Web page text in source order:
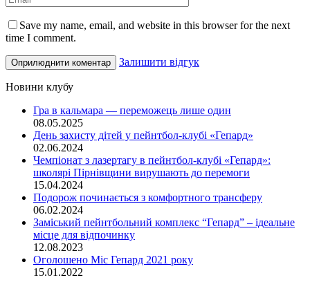
Save my name, email, and website in this browser for the next
time I comment.
Залишити відгук
Новини клубу
Гра в кальмара — переможець лише один
08.05.2025
День захисту дітей у пейнтбол-клубі «Гепард»
02.06.2024
Чемпіонат з лазертагу в пейнтбол-клубі «Гепард»:
школярі Пірнівщини вирушають до перемоги
15.04.2024
Подорож починається з комфортного трансферу
06.02.2024
Заміський пейнтбольний комплекс “Гепард” – ідеальне
місце для відпочинку
12.08.2023
Оголошено Міс Гепард 2021 року
15.01.2022